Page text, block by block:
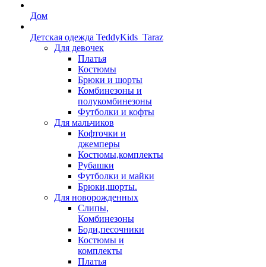
Дом
Детская одежда TeddyKids_Taraz
Для девочек
Платья
Костюмы
Брюки и шорты
Комбинезоны и
полукомбинезоны
Футболки и кофты
Для мальчиков
Кофточки и
джемперы
Костюмы,комплекты
Рубашки
Футболки и майки
Брюки,шорты.
Для новорожденных
Слипы,
Комбинезоны
Боди,песочники
Костюмы и
комплекты
Платья